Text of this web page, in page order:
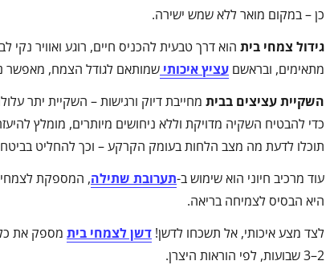
כן – במקום מואר ללא שמש ישירה.
גידול צמחי בית הוא דרך טבעית להכניס חיים, רוגע ואוויר
מתאימים, ובראשם עציץ איכותי שמותאם לגודל הצמח, מאפשר
השקיית עציצים בבית מחייבת דיוק ורגישות – השקיית יתר
כדי להבטיח השקיה מדויקת וללא ניחושים מיותרים, מומלץ
תוכלו לדעת מה מצב הלחות בעומק הקרקע – וכך להחליט
עוד מרכיב חיוני הוא שימוש ב-תערובת שתילה, המספקת לצמחים
היא הבסיס לצמיחה בריאה.
לצד מצע איכותי, אל תשכחו לדשן! דשן לצמחי בית מספק את כל
2–3 שבועות, לפי הוראות היצרן.